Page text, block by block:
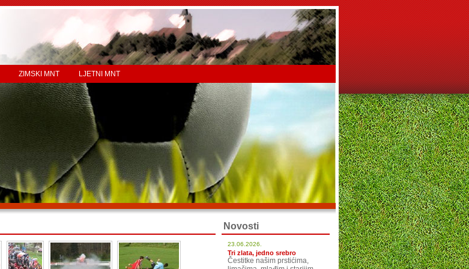
ZIMSKI MNT LJETNI MNT
Novosti
23.06.2026.
Tri zlata, jedno srebro
Čestitke našim prstićima,